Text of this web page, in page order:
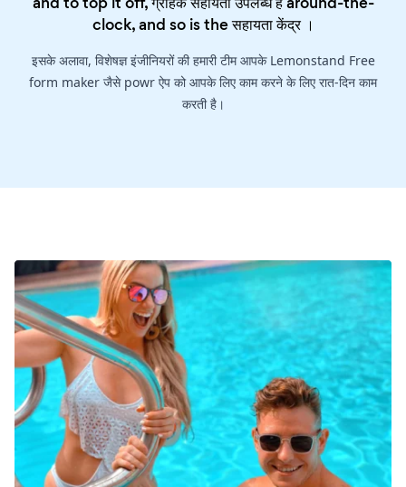
clock, and so is theसहायता केंद्र।
इसके अलावा, विशेषज्ञ इंजीनियरों की हमारी टीम आपके Lemonstand Free
form maker जैसे powr ऐप को आपके लिए काम करने के लिए रात-दिन काम
करती है।